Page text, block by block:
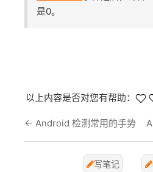
是0。
以上内容是否对您有帮助：
← Android 检测常用的手势
写笔记